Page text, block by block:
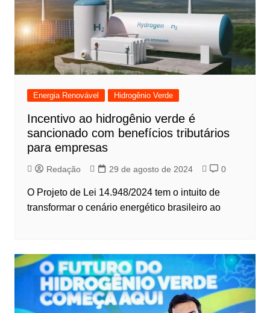
Energia Renovável Hidrogênio Verde
Incentivo ao hidrogênio verde é
sancionado com benefícios tributários
para empresas
Redação 29 de agosto de 2024 0
O Projeto de Lei 14.948/2024 tem o intuito de
transformar o cenário energético brasileiro ao